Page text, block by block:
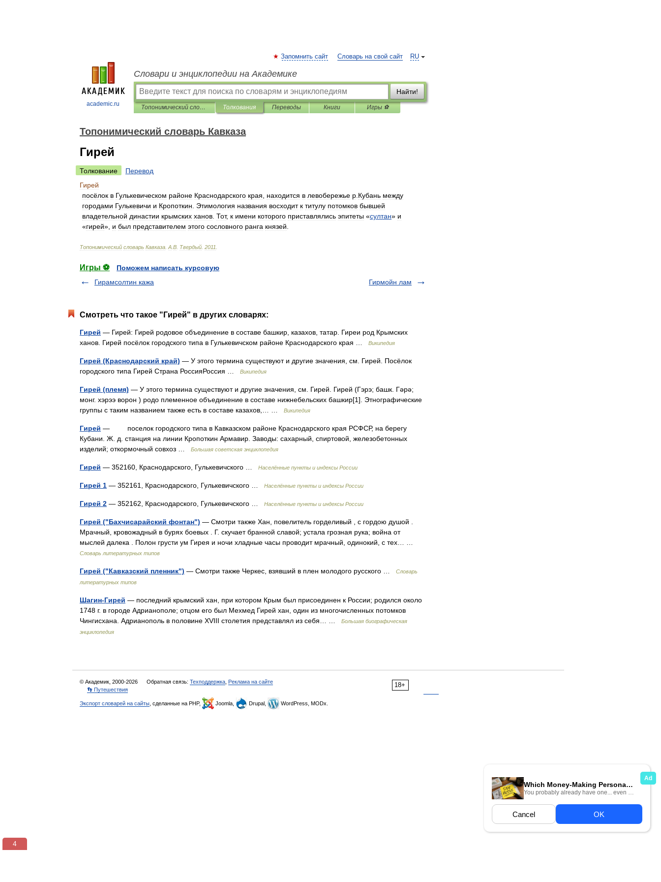
academic.ru
RU
Запомнить сайт Словарь на свой сайт
Словари и энциклопедии на Академике
Найти!
Топонимический словарь Кавказа Толкования Переводы Книги Игры ⚽
Топонимический словарь Кавказа
Гирей
Толкование
Перевод
Гирей
посёлок в Гулькевическом районе Краснодарского края находится в левобережье р Кубань между
городами Гулькевичи и Кропоткин Этимология названия восходит к титулу потомков бывшей
владетельной династии крымских ханов Тот, к имени которого приставлялись эпитеты «султан» и
«гирей», и был представителем этого сословного ранга князей
Топонимический словарь Кавказа А В Твердый 2011
Игры ⚽
Поможем написать курсовую
Гирамсолтин кажа
Гирмойн лам
Смотреть что такое "Гирей" в других словарях:
Гирей — Гирей: Гирей родовое объединение в составе башкир, казахов, татар. Гиреи род Крымских
ханов. Гирей посёлок городского типа в Гулькевичском районе Краснодарского края …
Википедия
Гирей (Краснодарский край) — У этого термина существуют и другие значения, см. Гирей. Посёлок
городского типа Гирей Страна РоссияРоссия …
Википедия
Гирей (племя) — У этого термина существуют и другие значения, см. Гирей. Гирей (Гэрэ; башк. Гәрә;
монг. хэрээ ворон ) родо племенное объединение в составе нижнебельских башкир[1]. Этнографические
группы с таким названием также есть в составе казахов,… …
Википедия
Гирей — поселок городского типа в Кавказском районе Краснодарского края РСФСР, на берегу
Кубани. Ж. д. станция на линии Кропоткин Армавир. Заводы: сахарный, спиртовой, железобетонных
изделий; откормочный совхоз …
Большая советская энциклопедия
Гирей — 352160, Краснодарского, Гулькевичского … Населённые пункты и индексы России
Гирей 1 — 352161, Краснодарского, Гулькевичского … Населённые пункты и индексы России
Гирей 2 — 352162, Краснодарского, Гулькевичского … Населённые пункты и индексы России
Гирей ("Бахчисарайский фонтан") — Смотри также Хан, повелитель горделивый , с гордою душой .
Мрачный, кровожадный в бурях боевых . Г. скучает бранной славой; устала грозная рука; война от
мыслей далека . Полон грусти ум Гирея и ночи хладные часы проводит мрачный, одинокий, с тех… …
Словарь литературных типов
Гирей ("Кавказский пленник") — Смотри также Черкес, взявший в плен молодого русского …
Словарь
литературных типов
Шагин-Гирей — последний крымский хан, при котором Крым был присоединен к России; родился около
1748 г. в городе Адрианополе; отцом его был Мехмед Гирей хан, один из многочисленных потомков
Чингисхана. Адрианополь в половине XVIII столетия представлял из себя… …
Большая биографическая
энциклопедия
18+
© Академик, 2000-2026 Обратная связь: Техподдержка Реклама на сайте
👣 Путешествия
Экспорт словарей на сайты , сделанные на PHP, Joomla, Drupal, WordPress, MODx.
3